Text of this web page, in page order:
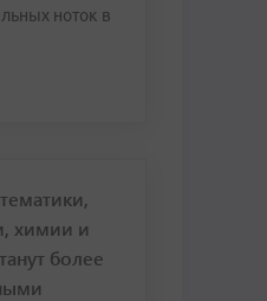
ноток в
химии и
более